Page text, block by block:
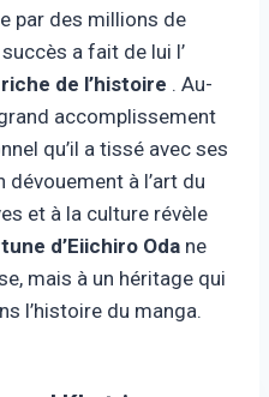
par des millions de
a fait de lui l’
de l’histoire . Au-
accomplissement
qu’il a tissé avec ses
à l’art du
et à la culture révèle
d’Eiichiro Oda ne
mais à un héritage qui
l’histoire du manga.